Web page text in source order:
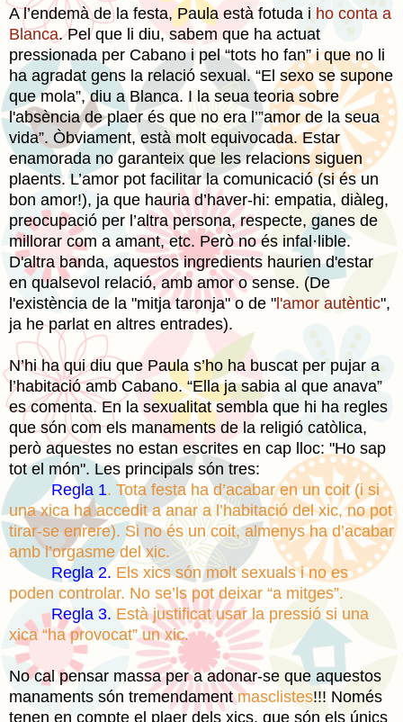
A l’endemà de la festa, Paula està fotuda i ho conta a
Blanca. Pel que li diu, sabem que ha actuat
pressionada per Cabano i pel “tots ho fan” i que no li
ha agradat gens la relació sexual. “El sexo se supone
que mola”, diu a Blanca. I la seua teoria sobre
l'absència de plaer és que no era l’”amor de la seua
vida”. Òbviament, està molt equivocada. Estar
enamorada no garanteix que les relacions siguen
plaents. L’amor pot facilitar la comunicació (si és un
bon amor!), ja que hauria d’haver-hi: empatia, diàleg,
preocupació per l’altra persona, respecte, ganes de
millorar com a amant, etc. Però no és infal·lible.
D'altra banda, aquestos ingredients haurien d'estar
en qualsevol relació, amb amor o sense. (De
l'existència de la "mitja taronja" o de "l'amor autèntic",
ja he parlat en altres entrades).
N’hi ha qui diu que Paula s’ho ha buscat per pujar a
l’habitació amb Cabano. “Ella ja sabia al que anava”
es comenta. En la sexualitat sembla que hi ha regles
que són com els manaments de la religió catòlica,
però aquestes no estan escrites en cap lloc: "Ho sap
tot el món". Les principals són tres:
Regla 1. Tota festa ha d’acabar en un coit (i si
una xica ha accedit a anar a l’habitació del xic, no pot
tirar-se enrere). Si no és un coit, almenys ha d’acabar
amb l’orgasme del xic.
Regla 2. Els xics són molt sexuals i no es
poden controlar. No se’ls pot deixar “a mitges”.
Regla 3. Està justificat usar la pressió si una
xica “ha provocat” un xic.
No cal pensar massa per a adonar-se que aquestos
manaments són tremendamentmasclistes!!! Només
tenen en compte el plaer dels xics, que són els únics